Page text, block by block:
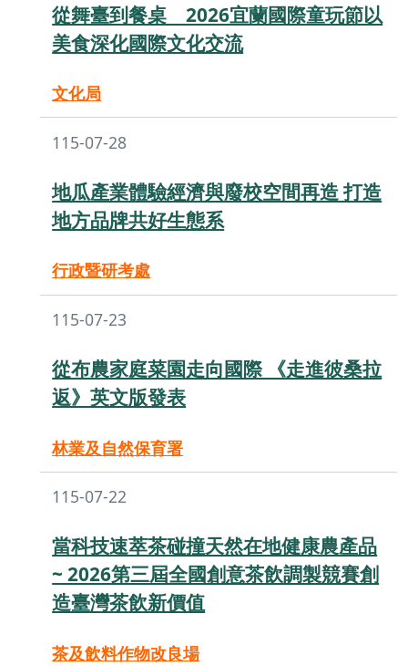
從舞臺到餐桌 2026宜蘭國際童玩節以
美食深化國際文化交流
文化局
115-07-28
地瓜產業體驗經濟與廢校空間再造 打造
地方品牌共好生態系
行政暨研考處
115-07-23
從布農家庭菜園走向國際 《走進彼桑拉
返》英文版發表
林業及自然保育署
115-07-22
當科技速萃茶碰撞天然在地健康農產品
~ 2026第三屆全國創意茶飲調製競賽創
造臺灣茶飲新價值
茶及飲料作物改良場